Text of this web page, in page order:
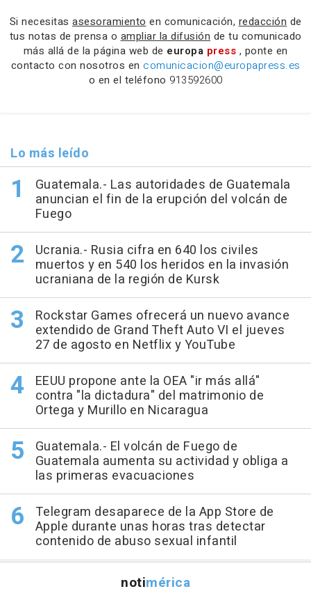
Si necesitas asesoramiento en comunicación, redacción de
tus notas de prensa o ampliar la difusión de tu comunicado
más allá de la página web de europa press , ponte en
contacto con nosotros en comunicacion@europapress.es
o en el teléfono 913592600
Lo más leído
Guatemala.- Las autoridades de Guatemala
anuncian el fin de la erupción del volcán de
Fuego
Ucrania.- Rusia cifra en 640 los civiles
muertos y en 540 los heridos en la invasión
ucraniana de la región de Kursk
Rockstar Games ofrecerá un nuevo avance
extendido de Grand Theft Auto VI el jueves
27 de agosto en Netflix y YouTube
EEUU propone ante la OEA "ir más allá"
contra "la dictadura" del matrimonio de
Ortega y Murillo en Nicaragua
Guatemala.- El volcán de Fuego de
Guatemala aumenta su actividad y obliga a
las primeras evacuaciones
Telegram desaparece de la App Store de
Apple durante unas horas tras detectar
contenido de abuso sexual infantil
notimérica